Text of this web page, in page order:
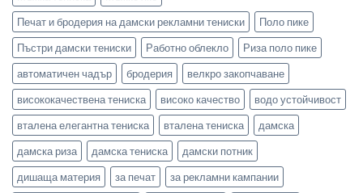
Печат и бродерия на дамски рекламни тениски
Поло пике
Пъстри дамски тениски
Работно облекло
Риза поло пике
автоматичен чадър
бродерия
велкро закопчаване
висококачествена тениска
високо качество
водо устойчивост
вталена елегантна тениска
вталена тениска
дамска
дамска риза
дамска тениска
дамски потник
дишаща материя
за печат
за рекламни кампании